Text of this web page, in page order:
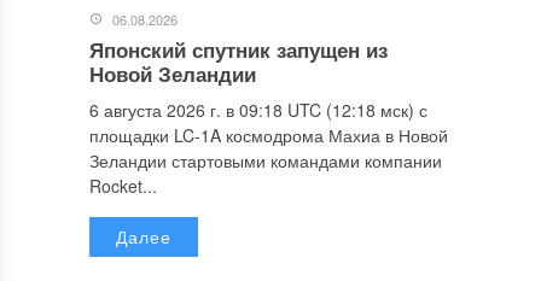
06.08.2026
Японский спутник запущен из
Новой Зеландии
6 августа 2026 г. в 09:18 UTC (12:18 мск) с
площадки LC-1A космодрома Махиа в Новой
Зеландии стартовыми командами компании
Rocket...
Далее